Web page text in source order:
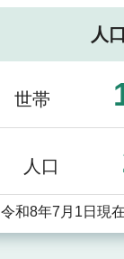
人
世帯
人口
令和8年7月1日現在